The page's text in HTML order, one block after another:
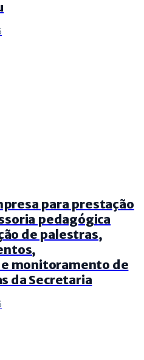
para prestação
pedagógica
de palestras,
monitoramento de
da Secretaria